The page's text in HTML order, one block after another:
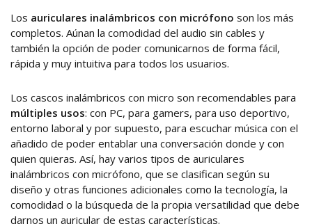
Los auriculares inalámbricos con micrófono son los más
completos. Aúnan la comodidad del audio sin cables y
también la opción de poder comunicarnos de forma fácil,
rápida y muy intuitiva para todos los usuarios.
Los cascos inalámbricos con micro son recomendables para
múltiples usos: con PC, para gamers, para uso deportivo,
entorno laboral y por supuesto, para escuchar música con el
añadido de poder entablar una conversación donde y con
quien quieras. Así, hay varios tipos de auriculares
inalámbricos con micrófono, que se clasifican según su
diseño y otras funciones adicionales como la tecnología, la
comodidad o la búsqueda de la propia versatilidad que debe
darnos un auricular de estas características.